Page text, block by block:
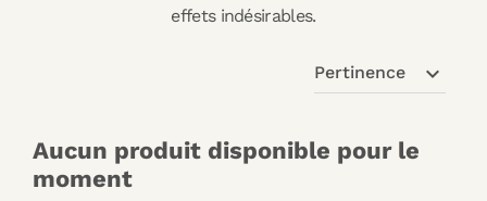
effets indésirables.
Pertinence expand_more
Aucun produit disponible pour le
moment